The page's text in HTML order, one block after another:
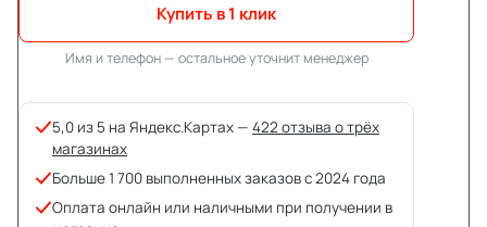
Купить в 1 клик
Имя и телефон — остальное уточнит менеджер
5,0 из 5 на Яндекс.Картах — 422 отзыва о трёх
магазинах
Больше 1 700 выполненных заказов с 2024 года
Оплата онлайн или наличными при получении в